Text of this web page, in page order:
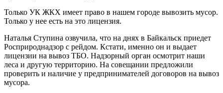
Только УК ЖКХ имеет право в нашем городе вывозить мусор.
Только у нее есть на это лицензия.
Наталья Ступина озвучила, что на днях в Байкальск приедет
Росприроднадзор с рейдом. Кстати, именно он и выдает
лицензии на вывоз ТБО. Надзорный орган осмотрит наши
леса и другую территорию. На совещании предложили
проверить и наличие у предпринимателей договоров на вывоз
мусора.